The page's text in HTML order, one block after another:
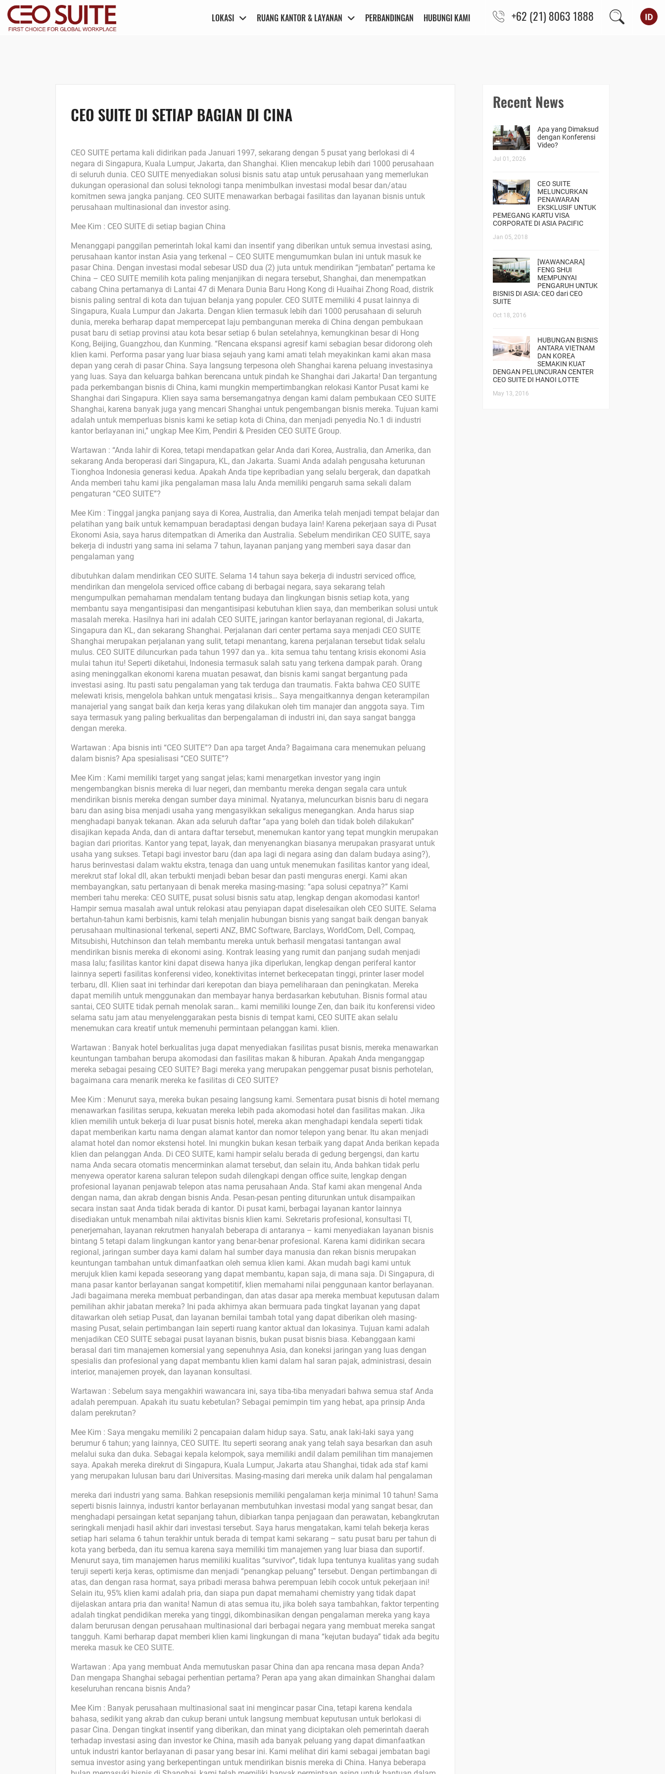
LOKASI RUANG KANTOR & LAYANAN PERBANDINGAN HUBUNGI KAMI +62 (21) 8063 1888
CEO SUITE DI SETIAP BAGIAN DI CINA
CEO SUITE pertama kali didirikan pada Januari 1997, sekarang dengan 5 pusat yang berlokasi di 4
negara di Singapura, Kuala Lumpur, Jakarta, dan Shanghai. Klien mencakup lebih dari 1000 perusahaan
di seluruh dunia. CEO SUITE menyediakan solusi bisnis satu atap untuk perusahaan yang memerlukan
dukungan operasional dan solusi teknologi tanpa menimbulkan investasi modal besar dan/atau
komitmen sewa jangka panjang. CEO SUITE menawarkan berbagai fasilitas dan layanan bisnis untuk
perusahaan multinasional dan investor asing.
Mee Kim : CEO SUITE di setiap bagian China
Menanggapi panggilan pemerintah lokal kami dan insentif yang diberikan untuk semua investasi asing,
perusahaan kantor instan Asia yang terkenal – CEO SUITE mengumumkan bulan ini untuk masuk ke
pasar China. Dengan investasi modal sebesar USD dua (2) juta untuk mendirikan “jembatan” pertama ke
China – CEO SUITE memilih kota paling menjanjikan di negara tersebut, Shanghai, dan menempatkan
cabang China pertamanya di Lantai 47 di Menara Dunia Baru Hong Kong di Huaihai Zhong Road, distrik
bisnis paling sentral di kota dan tujuan belanja yang populer. CEO SUITE memiliki 4 pusat lainnya di
Singapura, Kuala Lumpur dan Jakarta. Dengan klien termasuk lebih dari 1000 perusahaan di seluruh
dunia, mereka berharap dapat mempercepat laju pembangunan mereka di China dengan pembukaan
pusat baru di setiap provinsi atau kota besar setiap 6 bulan setelahnya, kemungkinan besar di Hong
Kong, Beijing, Guangzhou, dan Kunming. “Rencana ekspansi agresif kami sebagian besar didorong oleh
klien kami. Performa pasar yang luar biasa sejauh yang kami amati telah meyakinkan kami akan masa
depan yang cerah di pasar China. Saya langsung terpesona oleh Shanghai karena peluang investasinya
yang luas. Saya dan keluarga bahkan berencana untuk pindah ke Shanghai dari Jakarta! Dan tergantung
pada perkembangan bisnis di China, kami mungkin mempertimbangkan relokasi Kantor Pusat kami ke
Shanghai dari Singapura. Klien saya sama bersemangatnya dengan kami dalam pembukaan CEO SUITE
Shanghai, karena banyak juga yang mencari Shanghai untuk pengembangan bisnis mereka. Tujuan kami
adalah untuk memperluas bisnis kami ke setiap kota di China, dan menjadi penyedia No.1 di industri
kantor berlayanan ini,” ungkap Mee Kim, Pendiri & Presiden CEO SUITE Group.
Wartawan : “Anda lahir di Korea, tetapi mendapatkan gelar Anda dari Korea, Australia, dan Amerika, dan
sekarang Anda beroperasi dari Singapura, KL, dan Jakarta. Suami Anda adalah pengusaha keturunan
Tionghoa Indonesia generasi kedua. Apakah Anda tipe kepribadian yang selalu bergerak, dan dapatkah
Anda memberi tahu kami jika pengalaman masa lalu Anda memiliki pengaruh sama sekali dalam
pengaturan “CEO SUITE”?
Mee Kim : Tinggal jangka panjang saya di Korea, Australia, dan Amerika telah menjadi tempat belajar dan
pelatihan yang baik untuk kemampuan beradaptasi dengan budaya lain! Karena pekerjaan saya di Pusat
Ekonomi Asia, saya harus ditempatkan di Amerika dan Australia. Sebelum mendirikan CEO SUITE, saya
bekerja di industri yang sama ini selama 7 tahun, layanan panjang yang memberi saya dasar dan
pengalaman yang
dibutuhkan dalam mendirikan CEO SUITE. Selama 14 tahun saya bekerja di industri serviced office,
mendirikan dan mengelola serviced office cabang di berbagai negara, saya sekarang telah
mengumpulkan pemahaman mendalam tentang budaya dan lingkungan bisnis setiap kota, yang
membantu saya mengantisipasi dan mengantisipasi kebutuhan klien saya, dan memberikan solusi untuk
masalah mereka. Hasilnya hari ini adalah CEO SUITE, jaringan kantor berlayanan regional, di Jakarta,
Singapura dan KL, dan sekarang Shanghai. Perjalanan dari center pertama saya menjadi CEO SUITE
Shanghai merupakan perjalanan yang sulit, tetapi menantang, karena perjalanan tersebut tidak selalu
mulus. CEO SUITE diluncurkan pada tahun 1997 dan ya.. kita semua tahu tentang krisis ekonomi Asia
mulai tahun itu! Seperti diketahui, Indonesia termasuk salah satu yang terkena dampak parah. Orang
asing meninggalkan ekonomi karena muatan pesawat, dan bisnis kami sangat bergantung pada
investasi asing. Itu pasti satu pengalaman yang tak terduga dan traumatis. Fakta bahwa CEO SUITE
melewati krisis, mengelola bahkan untuk mengatasi krisis… Saya mengaitkannya dengan keterampilan
manajerial yang sangat baik dan kerja keras yang dilakukan oleh tim manajer dan anggota saya. Tim
saya termasuk yang paling berkualitas dan berpengalaman di industri ini, dan saya sangat bangga
dengan mereka.
Wartawan : Apa bisnis inti “CEO SUITE”? Dan apa target Anda? Bagaimana cara menemukan peluang
dalam bisnis? Apa spesialisasi “CEO SUITE”?
Mee Kim : Kami memiliki target yang sangat jelas; kami menargetkan investor yang ingin
mengembangkan bisnis mereka di luar negeri, dan membantu mereka dengan segala cara untuk
mendirikan bisnis mereka dengan sumber daya minimal. Nyatanya, meluncurkan bisnis baru di negara
baru dan asing bisa menjadi usaha yang mengasyikkan sekaligus menegangkan. Anda harus siap
menghadapi banyak tekanan. Akan ada seluruh daftar “apa yang boleh dan tidak boleh dilakukan”
disajikan kepada Anda, dan di antara daftar tersebut, menemukan kantor yang tepat mungkin merupakan
bagian dari prioritas. Kantor yang tepat, layak, dan menyenangkan biasanya merupakan prasyarat untuk
usaha yang sukses. Tetapi bagi investor baru (dan apa lagi di negara asing dan dalam budaya asing?),
harus berinvestasi dalam waktu ekstra, tenaga dan uang untuk menemukan fasilitas kantor yang ideal,
merekrut staf lokal dll, akan terbukti menjadi beban besar dan pasti menguras energi. Kami akan
membayangkan, satu pertanyaan di benak mereka masing-masing: “apa solusi cepatnya?” Kami
memberi tahu mereka: CEO SUITE, pusat solusi bisnis satu atap, lengkap dengan akomodasi kantor!
Hampir semua masalah awal untuk relokasi atau penyiapan dapat diselesaikan oleh CEO SUITE. Selama
bertahun-tahun kami berbisnis, kami telah menjalin hubungan bisnis yang sangat baik dengan banyak
perusahaan multinasional terkenal, seperti ANZ, BMC Software, Barclays, WorldCom, Dell, Compaq,
Mitsubishi, Hutchinson dan telah membantu mereka untuk berhasil mengatasi tantangan awal
mendirikan bisnis mereka di ekonomi asing. Kontrak leasing yang rumit dan panjang sudah menjadi
masa lalu; fasilitas kantor kini dapat disewa hanya jika diperlukan, lengkap dengan periferal kantor
lainnya seperti fasilitas konferensi video, konektivitas internet berkecepatan tinggi, printer laser model
terbaru, dll. Klien saat ini terhindar dari kerepotan dan biaya pemeliharaan dan peningkatan. Mereka
dapat memilih untuk menggunakan dan membayar hanya berdasarkan kebutuhan. Bisnis formal atau
santai, CEO SUITE tidak pernah menolak saran… kami memiliki lounge Zen, dan baik itu konferensi video
selama satu jam atau menyelenggarakan pesta bisnis di tempat kami, CEO SUITE akan selalu
menemukan cara kreatif untuk memenuhi permintaan pelanggan kami. klien.
Wartawan : Banyak hotel berkualitas juga dapat menyediakan fasilitas pusat bisnis, mereka menawarkan
keuntungan tambahan berupa akomodasi dan fasilitas makan & hiburan. Apakah Anda menganggap
mereka sebagai pesaing CEO SUITE? Bagi mereka yang merupakan penggemar pusat bisnis perhotelan,
bagaimana cara menarik mereka ke fasilitas di CEO SUITE?
Mee Kim : Menurut saya, mereka bukan pesaing langsung kami. Sementara pusat bisnis di hotel memang
menawarkan fasilitas serupa, kekuatan mereka lebih pada akomodasi hotel dan fasilitas makan. Jika
klien memilih untuk bekerja di luar pusat bisnis hotel, mereka akan menghadapi kendala seperti tidak
dapat memberikan kartu nama dengan alamat kantor dan nomor telepon yang benar. Itu akan menjadi
alamat hotel dan nomor ekstensi hotel. Ini mungkin bukan kesan terbaik yang dapat Anda berikan kepada
klien dan pelanggan Anda. Di CEO SUITE, kami hampir selalu berada di gedung bergengsi, dan kartu
nama Anda secara otomatis mencerminkan alamat tersebut, dan selain itu, Anda bahkan tidak perlu
menyewa operator karena saluran telepon sudah dilengkapi dengan office suite, lengkap dengan
profesional layanan penjawab telepon atas nama perusahaan Anda. Staf kami akan mengenal Anda
dengan nama, dan akrab dengan bisnis Anda. Pesan-pesan penting diturunkan untuk disampaikan
secara instan saat Anda tidak berada di kantor. Di pusat kami, berbagai layanan kantor lainnya
disediakan untuk menambah nilai aktivitas bisnis klien kami. Sekretaris profesional, konsultasi TI,
penerjemahan, layanan rekrutmen hanyalah beberapa di antaranya – kami menyediakan layanan bisnis
bintang 5 tetapi dalam lingkungan kantor yang benar-benar profesional. Karena kami didirikan secara
regional, jaringan sumber daya kami dalam hal sumber daya manusia dan rekan bisnis merupakan
keuntungan tambahan untuk dimanfaatkan oleh semua klien kami. Akan mudah bagi kami untuk
merujuk klien kami kepada seseorang yang dapat membantu, kapan saja, di mana saja. Di Singapura, di
mana pasar kantor berlayanan sangat kompetitif, klien memahami nilai penggunaan kantor berlayanan.
Jadi bagaimana mereka membuat perbandingan, dan atas dasar apa mereka membuat keputusan dalam
pemilihan akhir jabatan mereka? Ini pada akhirnya akan bermuara pada tingkat layanan yang dapat
ditawarkan oleh setiap Pusat, dan layanan bernilai tambah total yang dapat diberikan oleh masing-
masing Pusat, selain pertimbangan lain seperti ruang kantor aktual dan lokasinya. Tujuan kami adalah
menjadikan CEO SUITE sebagai pusat layanan bisnis, bukan pusat bisnis biasa. Kebanggaan kami
berasal dari tim manajemen komersial yang sepenuhnya Asia, dan koneksi jaringan yang luas dengan
spesialis dan profesional yang dapat membantu klien kami dalam hal saran pajak, administrasi, desain
interior, manajemen proyek, dan layanan konsultasi.
Wartawan : Sebelum saya mengakhiri wawancara ini, saya tiba-tiba menyadari bahwa semua staf Anda
adalah perempuan. Apakah itu suatu kebetulan? Sebagai pemimpin tim yang hebat, apa prinsip Anda
dalam perekrutan?
Mee Kim : Saya mengaku memiliki 2 pencapaian dalam hidup saya. Satu, anak laki-laki saya yang
berumur 6 tahun; yang lainnya, CEO SUITE. Itu seperti seorang anak yang telah saya besarkan dan asuh
melalui suka dan duka. Sebagai kepala kelompok, saya memiliki andil dalam pemilihan tim manajemen
saya. Apakah mereka direkrut di Singapura, Kuala Lumpur, Jakarta atau Shanghai, tidak ada staf kami
yang merupakan lulusan baru dari Universitas. Masing-masing dari mereka unik dalam hal pengalaman
mereka dari industri yang sama. Bahkan resepsionis memiliki pengalaman kerja minimal 10 tahun! Sama
seperti bisnis lainnya, industri kantor berlayanan membutuhkan investasi modal yang sangat besar, dan
menghadapi persaingan ketat sepanjang tahun, dibiarkan tanpa penjagaan dan perawatan, kebangkrutan
seringkali menjadi hasil akhir dari investasi tersebut. Saya harus mengatakan, kami telah bekerja keras
setiap hari selama 6 tahun terakhir untuk berada di tempat kami sekarang – satu pusat baru per tahun di
kota yang berbeda, dan itu semua karena saya memiliki tim manajemen yang luar biasa dan suportif.
Menurut saya, tim manajemen harus memiliki kualitas “survivor”, tidak lupa tentunya kualitas yang sudah
teruji seperti kerja keras, optimisme dan menjadi “penangkap peluang” tersebut. Dengan pertimbangan di
atas, dan dengan rasa hormat, saya pribadi merasa bahwa perempuan lebih cocok untuk pekerjaan ini!
Selain itu, 95% klien kami adalah pria, dan siapa pun dapat memahami chemistry yang tidak dapat
dijelaskan antara pria dan wanita! Namun di atas semua itu, jika boleh saya tambahkan, faktor terpenting
adalah tingkat pendidikan mereka yang tinggi, dikombinasikan dengan pengalaman mereka yang kaya
dalam berurusan dengan perusahaan multinasional dari berbagai negara yang membuat mereka sangat
tangguh. Kami berharap dapat memberi klien kami lingkungan di mana “kejutan budaya” tidak ada begitu
mereka masuk ke CEO SUITE.
Wartawan : Apa yang membuat Anda memutuskan pasar China dan apa rencana masa depan Anda?
Dan mengapa Shanghai sebagai perhentian pertama? Peran apa yang akan dimainkan Shanghai dalam
keseluruhan rencana bisnis Anda?
Mee Kim : Banyak perusahaan multinasional saat ini mengincar pasar Cina, tetapi karena kendala
bahasa, sedikit yang akrab dan cukup berani untuk langsung membuat keputusan untuk berlokasi di
pasar Cina. Dengan tingkat insentif yang diberikan, dan minat yang diciptakan oleh pemerintah daerah
terhadap investasi asing dan investor ke China, masih ada banyak peluang yang dapat dimanfaatkan
untuk industri kantor berlayanan di pasar yang besar ini. Kami melihat diri kami sebagai jembatan bagi
semua investor asing yang berkepentingan untuk mendirikan bisnis mereka di China. Hanya beberapa
Recent News
Apa yang Dimaksud
dengan Konferensi
Video?
Jul 01, 2026
CEO SUITE
MELUNCURKAN
PENAWARAN
EKSKLUSIF UNTUK
PEMEGANG KARTU VISA
CORPORATE DI ASIA PACIFIC
Jan 05, 2018
[WAWANCARA]
FENG SHUI
MEMPUNYAI
PENGARUH UNTUK
BISNIS DI ASIA: CEO dari CEO
SUITE
Oct 18, 2016
HUBUNGAN BISNIS
ANTARA VIETNAM
DAN KOREA
SEMAKIN KUAT
DENGAN PELUNCURAN CENTER
CEO SUITE DI HANOI LOTTE
May 13, 2016